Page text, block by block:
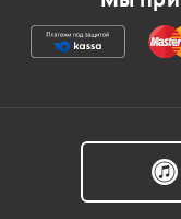
Ваша оценка: